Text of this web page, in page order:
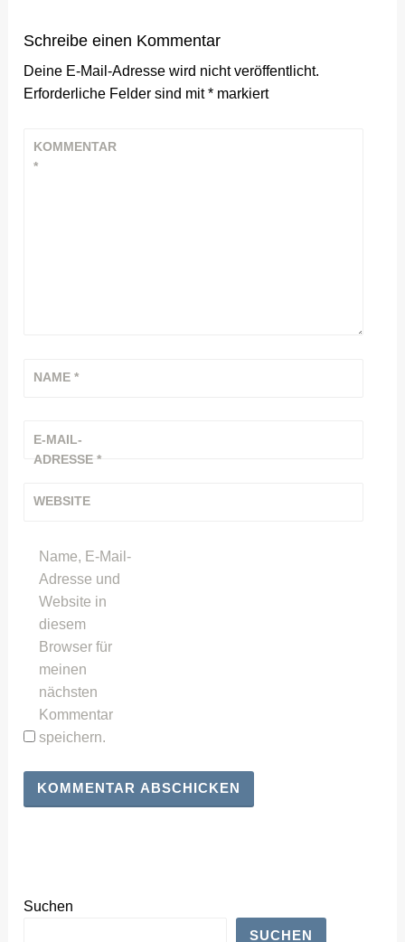
Schreibe einen Kommentar
Deine E-Mail-Adresse wird nicht veröffentlicht.
Erforderliche Felder sind mit* markiert
KOMMENTAR
*
NAME*
E-MAIL-
ADRESSE*
WEBSITE
Name, E-Mail-
Adresse und
Website in
diesem
Browser für
meinen
nächsten
Kommentar
speichern.
Suchen
SUCHEN